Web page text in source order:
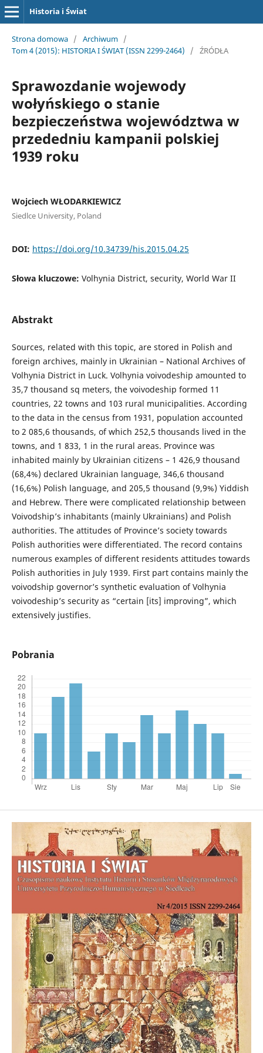
Historia i Świat
Strona domowa / Archiwum /
Tom 4 (2015): HISTORIA I ŚWIAT (ISSN 2299-2464)
/ ŹRÓDŁA
Sprawozdanie wojewody
wołyńskiego o stanie
bezpieczeństwa województwa w
przededniu kampanii polskiej
1939 roku
Wojciech WŁODARKIEWICZ
Siedlce University, Poland
DOI: https://doi.org/10.34739/his.2015.04.25
Słowa kluczowe: Volhynia District, security, World War II
Abstrakt
Sources, related with this topic, are stored in Polish and
foreign archives, mainly in Ukrainian – National Archives of
Volhynia District in Luck. Volhynia voivodeship amounted to
35,7 thousand sq meters, the voivodeship formed 11
countries, 22 towns and 103 rural municipalities. According
to the data in the census from 1931, population accounted
to 2 085,6 thousands, of which 252,5 thousands lived in the
towns, and 1 833, 1 in the rural areas. Province was
inhabited mainly by Ukrainian citizens – 1 426,9 thousand
(68,4%) declared Ukrainian language, 346,6 thousand
(16,6%) Polish language, and 205,5 thousand (9,9%) Yiddish
and Hebrew. There were complicated relationship between
Voivodship’s inhabitants (mainly Ukrainians) and Polish
authorities. The attitudes of Province’s society towards
Polish authorities were differentiated. The record contains
numerous examples of different residents attitudes towards
Polish authorities in July 1939. First part contains mainly the
voivodship governor’s synthetic evaluation of Volhynia
voivodeship’s security as “certain [its] improving”, which
extensively justifies.
Pobrania